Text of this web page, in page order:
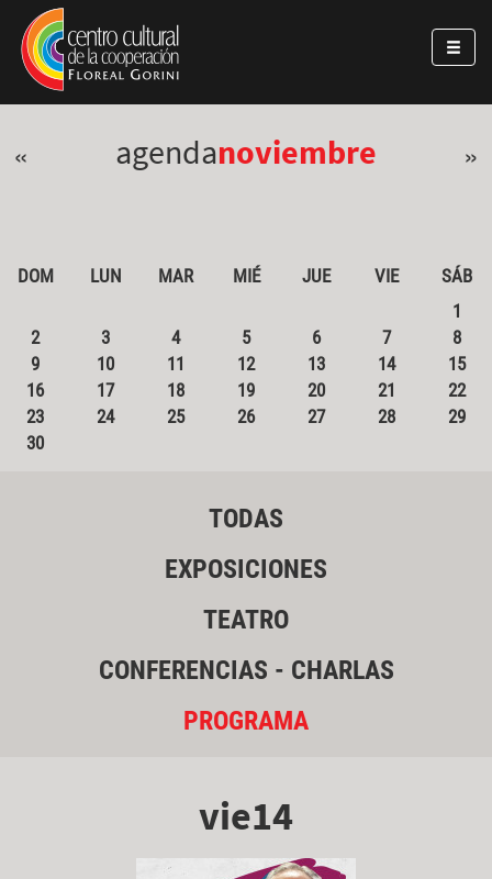
Pasar al contenido principal
Jump to main content
« agendanoviembre »
DOM LUN MAR MIÉ JUE VIE
SÁB
1
2
3 4 5 6 7
8
9
10 11 12 13 14
15
16
17 18 19 20 21
22
23
24 25 26 27 28
29
30
TODAS
EXPOSICIONES
TEATRO
CONFERENCIAS - CHARLAS
PROGRAMA
vie14